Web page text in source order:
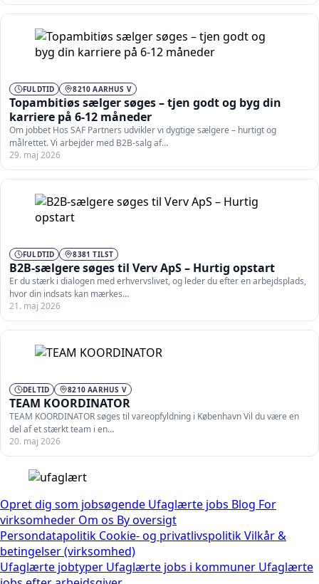
FULDTID 8210 AARHUS V
Topambitiøs sælger søges – tjen godt og byg din
karriere på 6-12 måneder
Om jobbet Hos SAF Partners udvikler vi dygtige sælgere – hurtigt og
målrettet. Vi arbejder med B2B-salg af…
29. maj 2026
FULDTID 8381 TILST
B2B-sælgere søges til Verv ApS – Hurtig opstart
Er du stærk i dialogen med erhvervslivet, og leder du efter en arbejdsplads,
hvor din indsats kan mærkes…
21. maj 2026
DELTID 8210 AARHUS V
TEAM KOORDINATOR
TEAM KOORDINATOR søges til vareopfyldning i København Vil du være en
del af et stærkt team i en…
20. maj 2026
Opret dig som jobsøgende Ufaglærte jobs Blog For
virksomheder Om os By oversigt
Persondatapolitik Cookie- og privatlivspolitikVilkår &
betingelser (virksomhed)
Ufaglærte jobtyper Ufaglærte jobs i kommuner Ufaglærte